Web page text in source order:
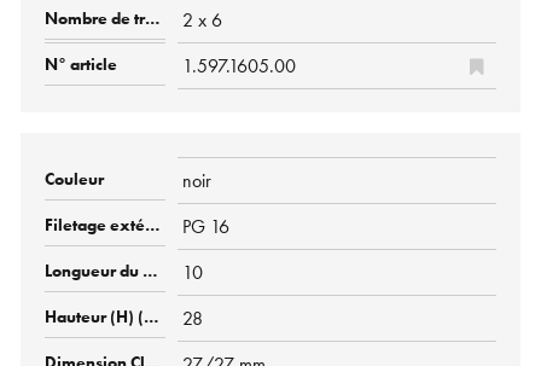
2 x 6
1.597.1605.00
noir
PG 16
10
28